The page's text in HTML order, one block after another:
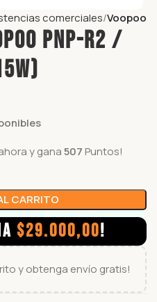
comerciales Voopoo
PnP-R2 /
y gana507 Puntos!
CARRITO
$29.000,00!
y obtenga envío gratis!